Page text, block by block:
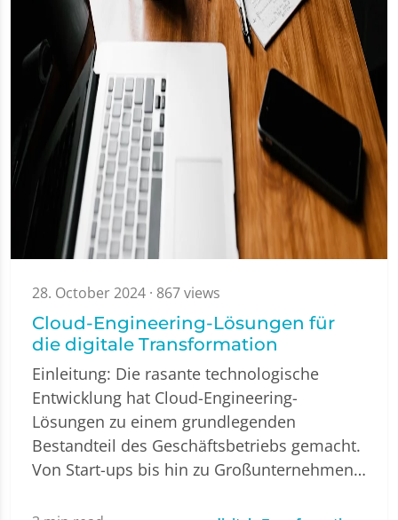
28. October 2024 · 867 views
Cloud-Engineering-Lösungen für
die digitale Transformation
Einleitung: Die rasante technologische
Entwicklung hat Cloud-Engineering-
Lösungen zu einem grundlegenden
Bestandteil des Geschäftsbetriebs gemacht.
Von Start-ups bis hin zu Großunternehmen…